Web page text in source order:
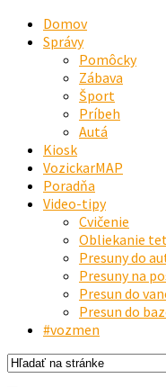
Domov
Správy
Pomôcky
Zábava
Šport
Príbeh
Autá
Kiosk
VozickarMAP
Poradňa
Video-tipy
Cvičenie
Obliekanie
Presuny do
Presuny na
Presun do
Presun do
#vozmen